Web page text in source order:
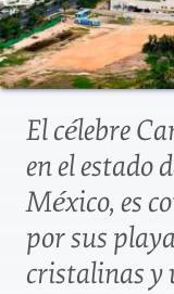
El célebre
en el estado
México, es
por sus
cristalinas y